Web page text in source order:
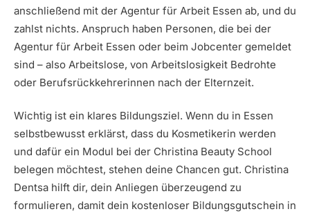
anschließend mit der Agentur für Arbeit Essen ab, und du
zahlst nichts. Anspruch haben Personen, die bei der
Agentur für Arbeit Essen oder beim Jobcenter gemeldet
sind – also Arbeitslose, von Arbeitslosigkeit Bedrohte
oder Berufsrückkehrerinnen nach der Elternzeit.
Wichtig ist ein klares Bildungsziel. Wenn du in Essen
selbstbewusst erklärst, dass du Kosmetikerin werden
und dafür ein Modul bei der Christina Beauty School
belegen möchtest, stehen deine Chancen gut. Christina
Dentsa hilft dir, dein Anliegen überzeugend zu
formulieren, damit dein kostenloser Bildungsgutschein in